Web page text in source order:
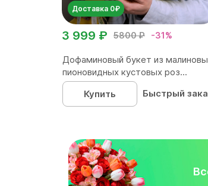
Доставка 0₽
5800 ₽ -31%
3 999 ₽
Дофаминовый букет из
пионовидных кустовых роз...
Купить
Быстрый